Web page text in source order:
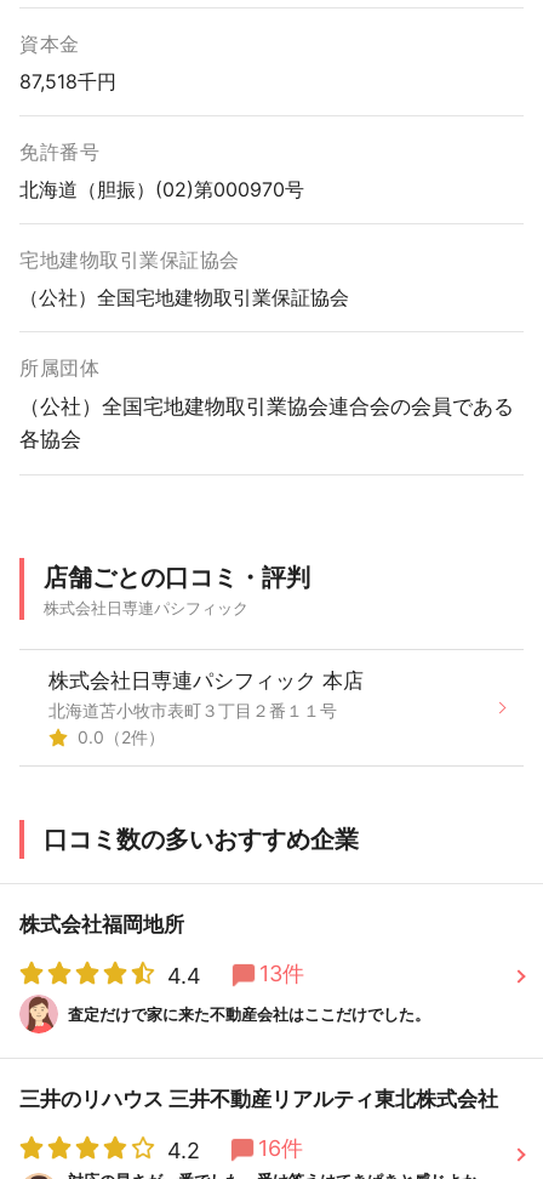
資本金
87,518千円
免許番号
北海道（胆振）(02)第000970号
宅地建物取引業保証協会
（公社）全国宅地建物取引業保証協会
所属団体
（公社）全国宅地建物取引業協会連合会の会員である
各協会
店舗ごとの口コミ・評判
株式会社日専連パシフィック
株式会社日専連パシフィック 本店
北海道苫小牧市表町３丁目２番１１号
0.0（2件）
口コミ数の多いおすすめ企業
株式会社福岡地所
4.4 13件
査定だけで家に来た不動産会社はここだけでした。
三井のリハウス 三井不動産リアルティ東北株式会社
4.2 16件